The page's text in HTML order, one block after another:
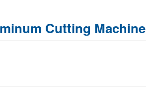
Cutting Machine